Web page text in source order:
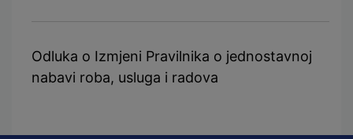
Odluka o Izmjeni Pravilnika o jednostavnoj
nabavi roba, usluga i radova